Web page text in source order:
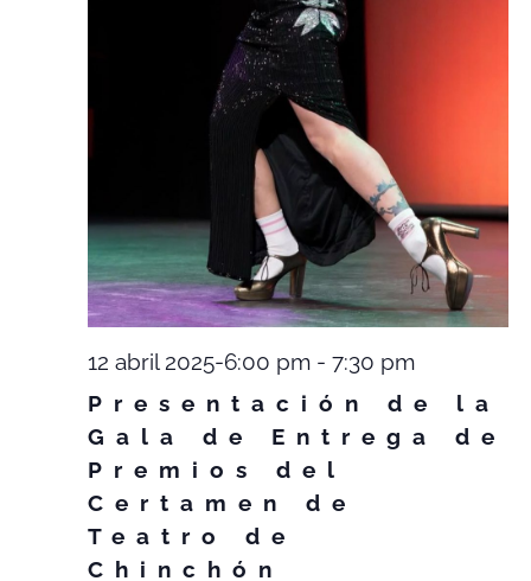
12 abril 2025-6:00 pm- 7:30 pm
Presentación de la
Gala de Entrega de
Premios del
Certamen de
Teatro de
Chinchón